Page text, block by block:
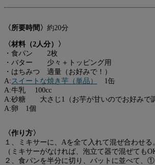
〈所要時間〉 約20分
〈材料（2人分）〉
・食パン 2枚
・バター 少々＋トッピング用
・はちみつ 適量（お好みで！）
A: スイートな焼き芋（単品）
1缶
A:牛乳 100cc
A:砂糖 大さじ1（お芋が甘いのでお好みで調
A:卵 1個
〈作り方〉
１、ミキサーに、Aを全て入れて混ぜ合わせる
（ミキサーがなければ、泡立て器で混ぜても
２、食パンを半分に切り、バットに並べて、①